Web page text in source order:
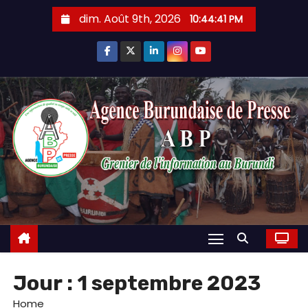
dim. Août 9th, 2026 10:44:42 PM
Jour : 1 septembre 2023
Home